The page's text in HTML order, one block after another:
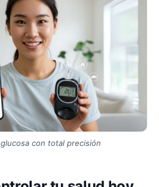
con total precisión